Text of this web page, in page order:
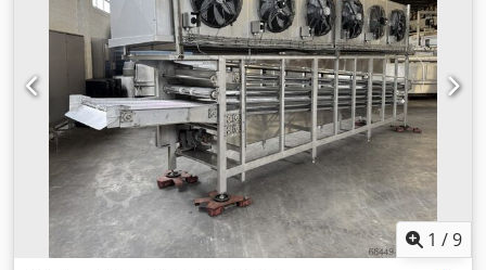
3.400 x 1.800 x 2.000 mm
1 /9